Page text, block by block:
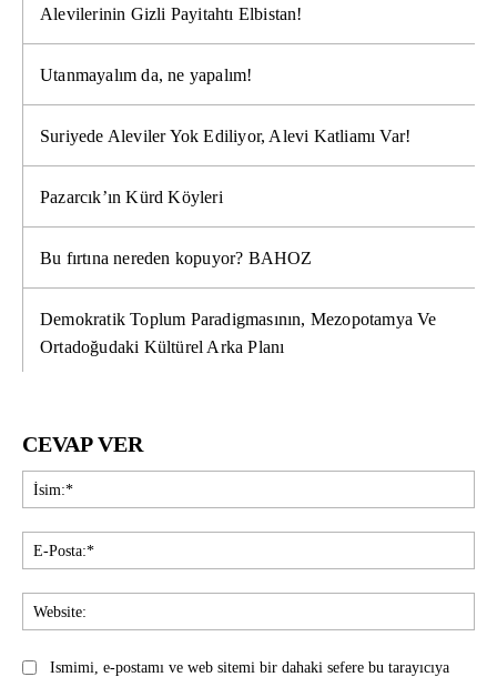
Alevilerinin Gizli Payitahtı Elbistan!
Utanmayalım da, ne yapalım!
Suriyede Aleviler Yok Ediliyor, Alevi Katliamı Var!
Pazarcık’ın Kürd Köyleri
Bu fırtına nereden kopuyor? BAHOZ
Demokratik Toplum Paradigmasının, Mezopotamya Ve
Ortadoğudaki Kültürel Arka Planı
CEVAP VER
Ismimi, e-postamı ve web sitemi bir dahaki sefere bu tarayıcıya